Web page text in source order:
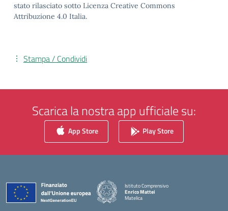
stato rilasciato sotto Licenza Creative Commons
Attribuzione 4.0 Italia.
Stampa / Condividi
Scarica la nostra app ufficiale su:
App Store Play Store
Istituto Comprensivo
Enrico Mattei
Matelica